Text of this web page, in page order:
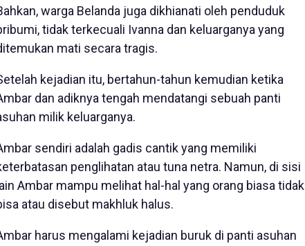
warga Belanda juga dikhianati oleh penduduk
tidak terkecuali Ivanna dan keluarganya yang
mati secara tragis.
kejadian itu, bertahun-tahun kemudian ketika
dan adiknya tengah mendatangi sebuah panti
milik keluarganya.
sendiri adalah gadis cantik yang memiliki
penglihatan atau tuna netra. Namun, di sisi
Ambar mampu melihat hal-hal yang orang biasa tidak
atau disebut makhluk halus.
harus mengalami kejadian buruk di panti asuhan